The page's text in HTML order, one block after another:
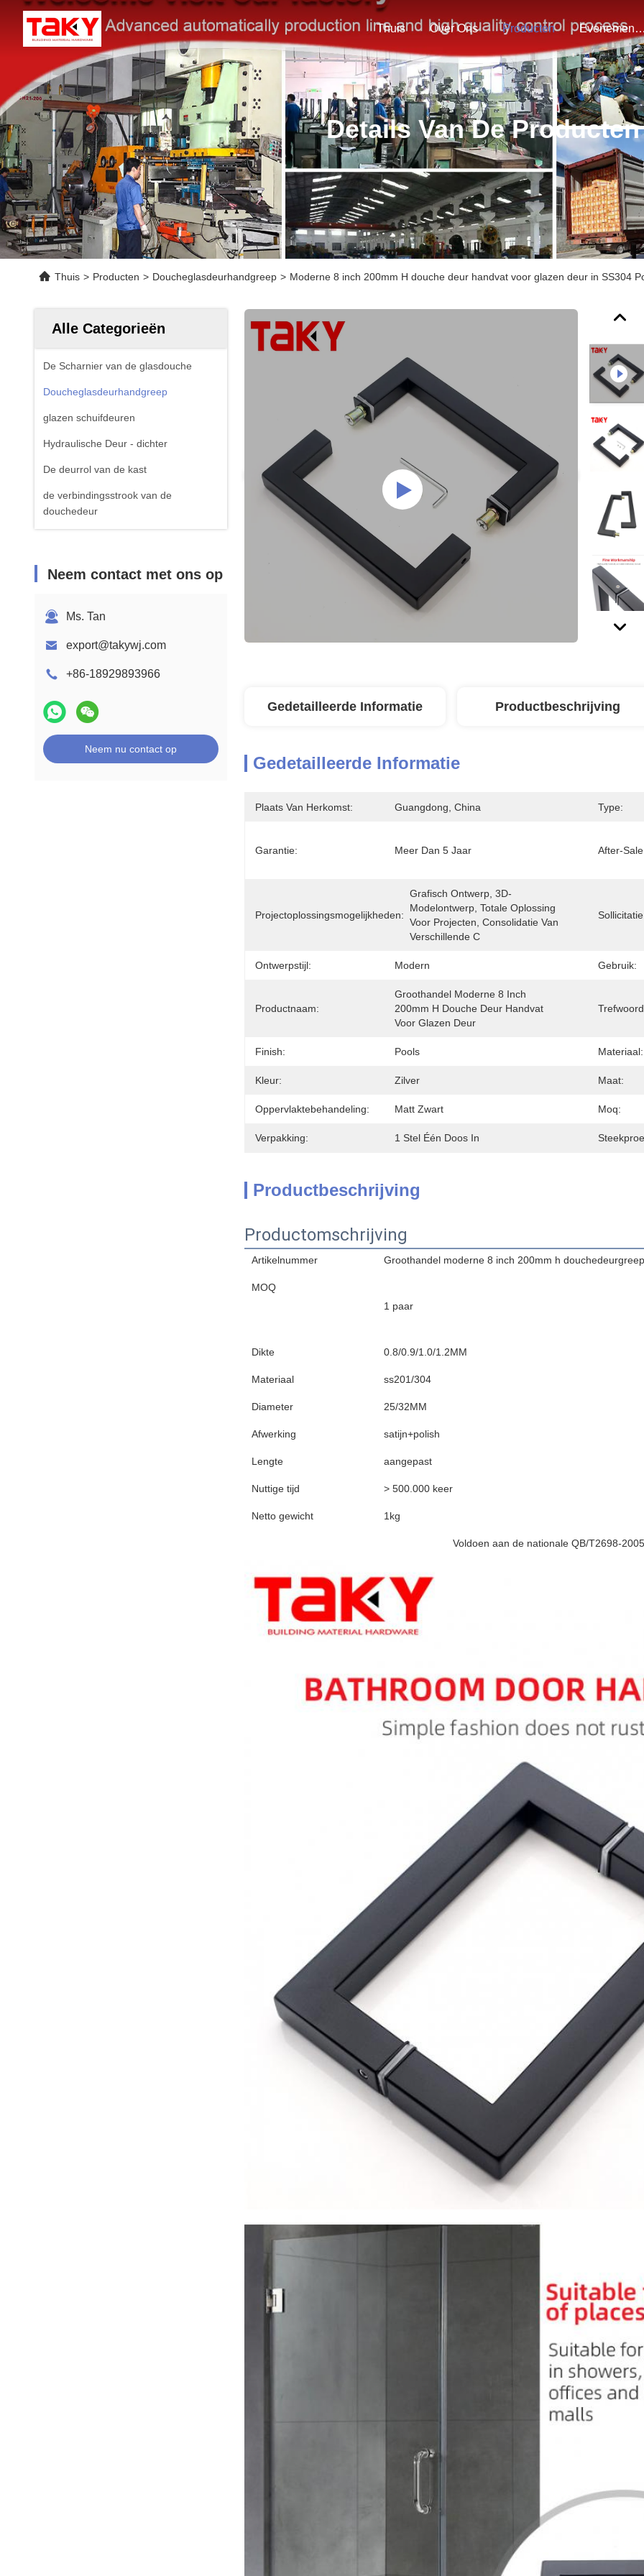
Thuis Over Ons Producten Evenementen
Details Van De Producten
Thuis > Producten > Doucheglasdeurhandgreep > Moderne 8 inch 200mm H douche deur handvat voor glazen deur in SS304
Alle Categorieën
De Scharnier van de glasdouche
Doucheglasdeurhandgreep
glazen schuifdeuren
Hydraulische Deur - dichter
De deurrol van de kast
de verbindingsstrook van de
douchedeur
Neem contact met ons op
Ms. Tan
export@takywj.com
+86-18929893966
Neem nu contact op
Gedetailleerde Informatie Productbeschrijving
Gedetailleerde Informatie
Plaats Van Herkomst: Guangdong, China Type:
Garantie: Meer Dan 5 Jaar After-
Projectoplossingsmogelijkheden:
Grafisch Ontwerp, 3D-
Modelontwerp, Totale Oplossing
Voor Projecten, Consolidatie Van
Verschillende C
Ontwerpstijl: Modern Gebruik:
Productnaam:
Groothandel Moderne 8 Inch
200mm H Douche Deur Handvat
Voor Glazen Deur
Finish: Pools Materiaal:
Kleur: Zilver Maat:
Oppervlaktebehandeling: Matt Zwart Moq:
Verpakking: 1 Stel Één Doos In
Productbeschrijving
Productomschrijving
Artikelnummer Groothandel moderne 8 inch 200mm h
MOQ
1 paar
Dikte 0.8/0.9/1.0/1.2MM
Materiaal ss201/304
Diameter 25/32MM
Afwerking satijn+polish
Lengte aangepast
Nuttige tijd > 500.000 keer
Netto gewicht 1kg
Voldoen aan de nationale QB/T2698-2005